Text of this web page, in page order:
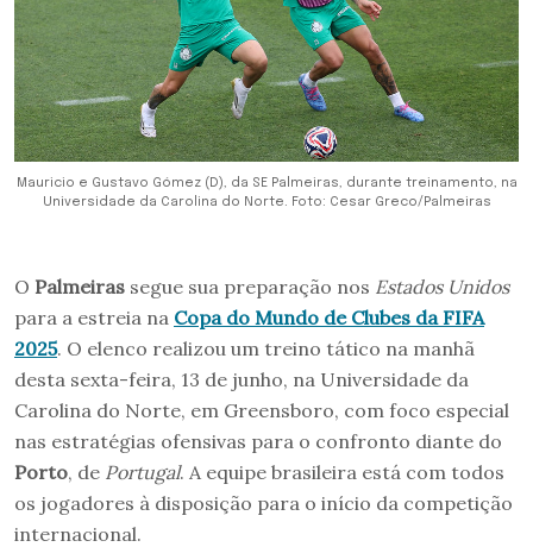
Mauricio e Gustavo Gómez (D), da SE Palmeiras, durante treinamento, na
Universidade da Carolina do Norte. Foto: Cesar Greco/Palmeiras
O Palmeiras segue sua preparação nos Estados Unidos
para a estreia na Copa do Mundo de Clubes da FIFA
2025. O elenco realizou um treino tático na manhã
desta sexta-feira, 13 de junho, na Universidade da
Carolina do Norte, em Greensboro, com foco especial
nas estratégias ofensivas para o confronto diante do
Porto, de Portugal. A equipe brasileira está com todos
os jogadores à disposição para o início da competição
internacional.